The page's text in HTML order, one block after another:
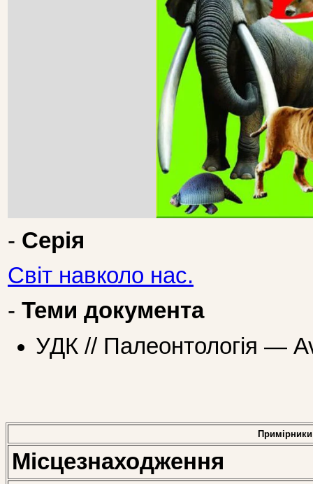
- Серія
Світ навколо нас.
- Теми документа
УДК // Палеонтологія —
Примірники
Місцезнаходження